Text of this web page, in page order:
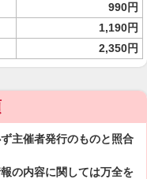
990円
1,190円
2,350円
主催者発行のものと照合
の内容に関しては万全を